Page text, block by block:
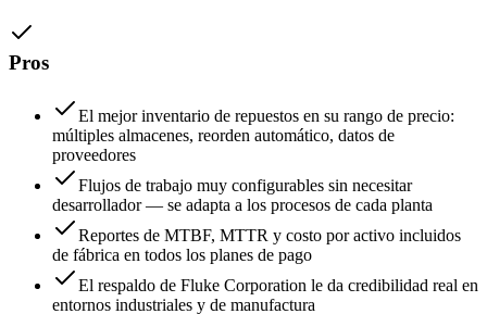
Pros
El mejor inventario de repuestos en su rango de precio:
múltiples almacenes, reorden automático, datos de
proveedores
Flujos de trabajo muy configurables sin necesitar
desarrollador — se adapta a los procesos de cada planta
Reportes de MTBF, MTTR y costo por activo incluidos
de fábrica en todos los planes de pago
El respaldo de Fluke Corporation le da credibilidad real en
entornos industriales y de manufactura